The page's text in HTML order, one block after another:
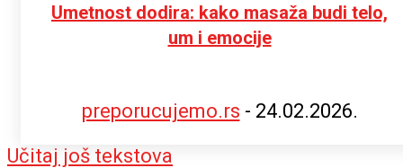
Umetnost dodira: kako masaža budi telo,
um i emocije
preporucujemo.rs - 24.02.2026.
Učitaj još tekstova